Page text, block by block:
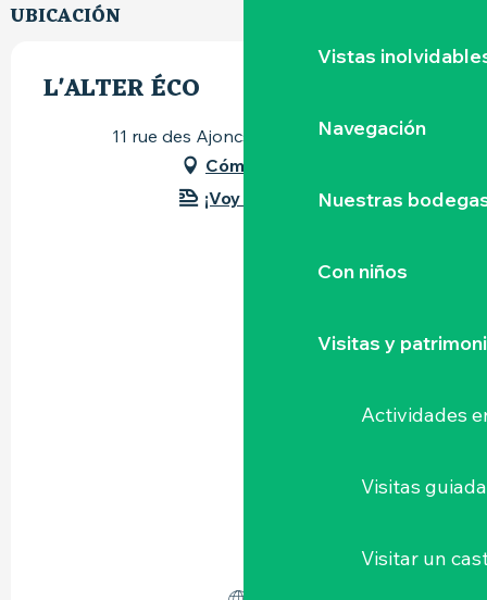
Vistas
Navegación
Nuestras
Con niños
Visitas y
Actividades
Visitas
Visitar un
UBICACIÓN
L'ALTER ÉCO
11 rue des Ajoncs, 44190 Clisson
Cómo llegar
¡Voy en tren!